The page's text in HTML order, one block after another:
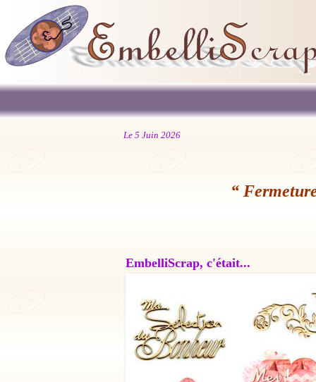
Le 5 Juin 2026
“
EmbelliScrap, c'était...